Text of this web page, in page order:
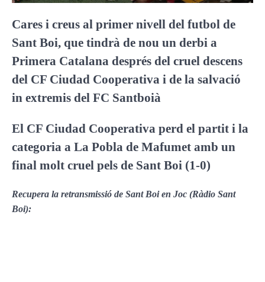
Cares i creus al primer nivell del futbol de
Sant Boi, que tindrà de nou un derbi a
Primera Catalana després del cruel descens
del CF Ciudad Cooperativa i de la salvació
in extremis del FC Santboià
El CF Ciudad Cooperativa perd el partit i la
categoria a La Pobla de Mafumet amb un
final molt cruel pels de Sant Boi (1-0)
Recupera la retransmissió de Sant Boi en Joc (Ràdio Sant
Boi):